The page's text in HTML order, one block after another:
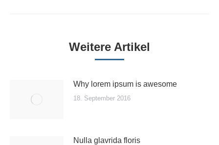
Weitere Artikel
Why lorem ipsum is awesome
18. September 2016
Nulla glavrida floris